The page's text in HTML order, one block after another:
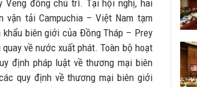
Veng đồng chủ trì. Tại hội nghị, hai
vận tải Campuchia – Việt Nam tạm
biên giới của Đồng Tháp – Prey
về nước xuất phát. Toàn bộ hoạt
định pháp luật về thương mại biên
quy định về thương mại biên giới